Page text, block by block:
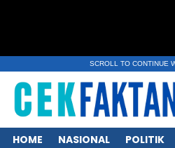
SCROLL TO CONTINUE
HOME NASIONAL POLITIK